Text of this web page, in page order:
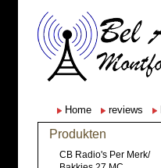
Home reviews
Produkten
CB Radio's Per Merk/